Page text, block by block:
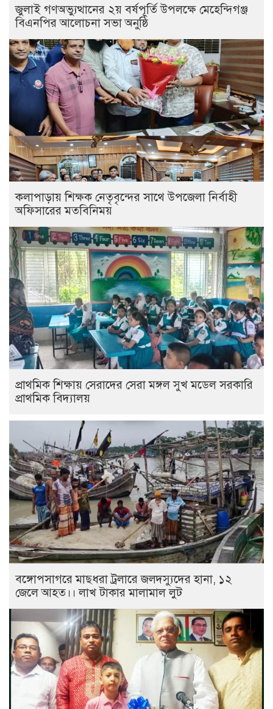
জুলাই গণঅভ্যুত্থানের ২য় বর্ষপূর্তি উপলক্ষে মেহেন্দিগঞ্জ
বিএনপির আলোচনা সভা অনুষ্ঠি
কলাপাড়ায় শিক্ষক নেতৃবৃন্দের সাথে উপজেলা নির্বাহী
অফিসারের মতবিনিময়
প্রাথমিক শিক্ষায় সেরাদের সেরা মঙ্গল সুখ মডেল সরকারি
প্রাথমিক বিদ্যালয়
বঙ্গোপসাগরে মাছধরা ট্রলারে জলদস্যুদের হানা, ১২
জেলে আহত।। লাখ টাকার মালামাল লুট